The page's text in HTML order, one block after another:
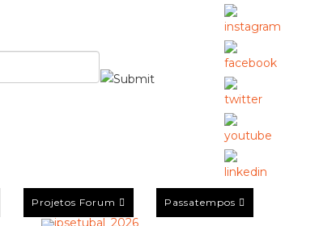
Projetos Forum Passatempos